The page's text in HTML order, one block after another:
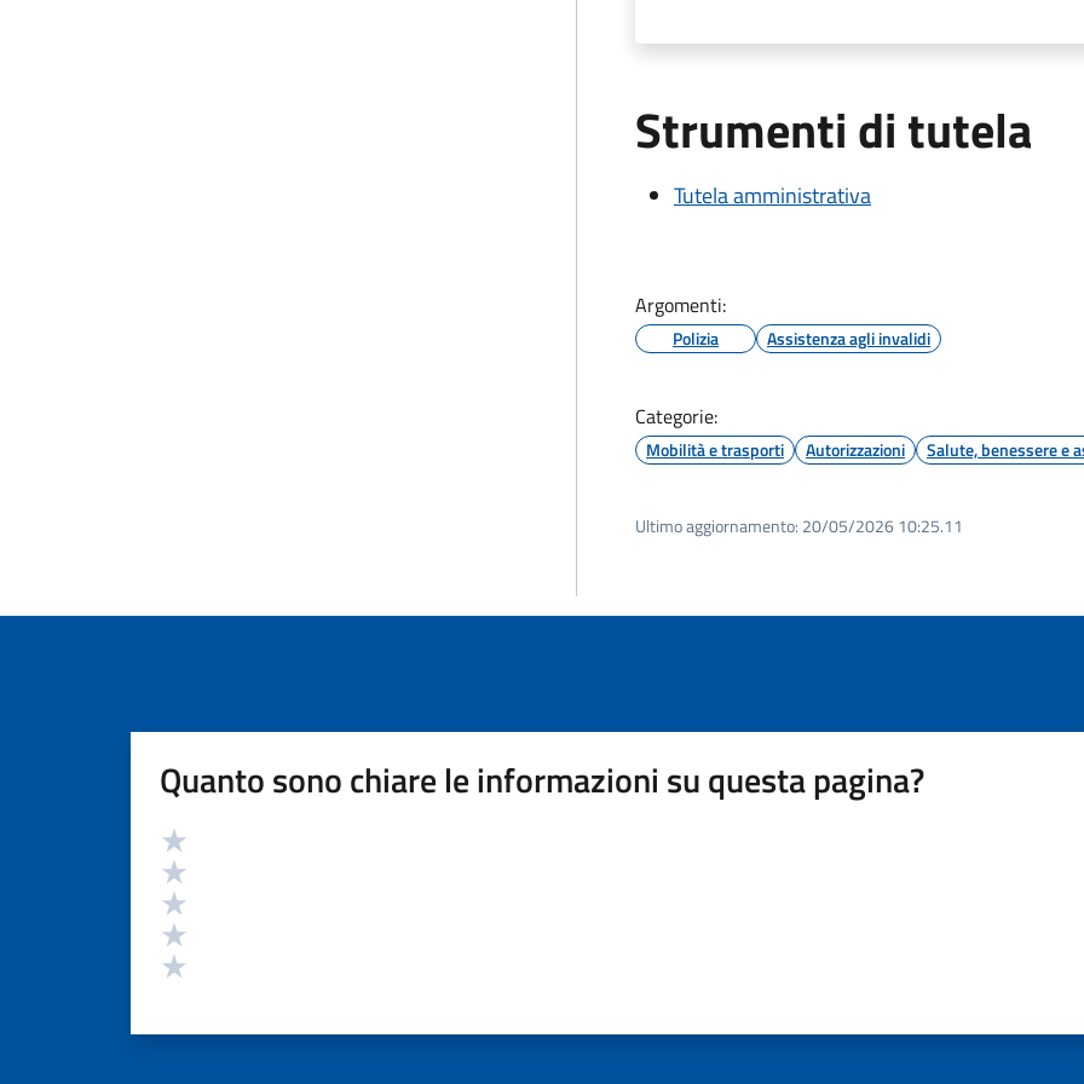
Strumenti di tutela
Tutela amministrativa
Argomenti:
Polizia Assistenza agli invalidi
Categorie:
Mobilità e trasporti Autorizzazioni Salute, benessere e
Ultimo aggiornamento: 20/05/2026 10:25.11
Quanto sono chiare le informazioni su questa pagina?
Valutazione